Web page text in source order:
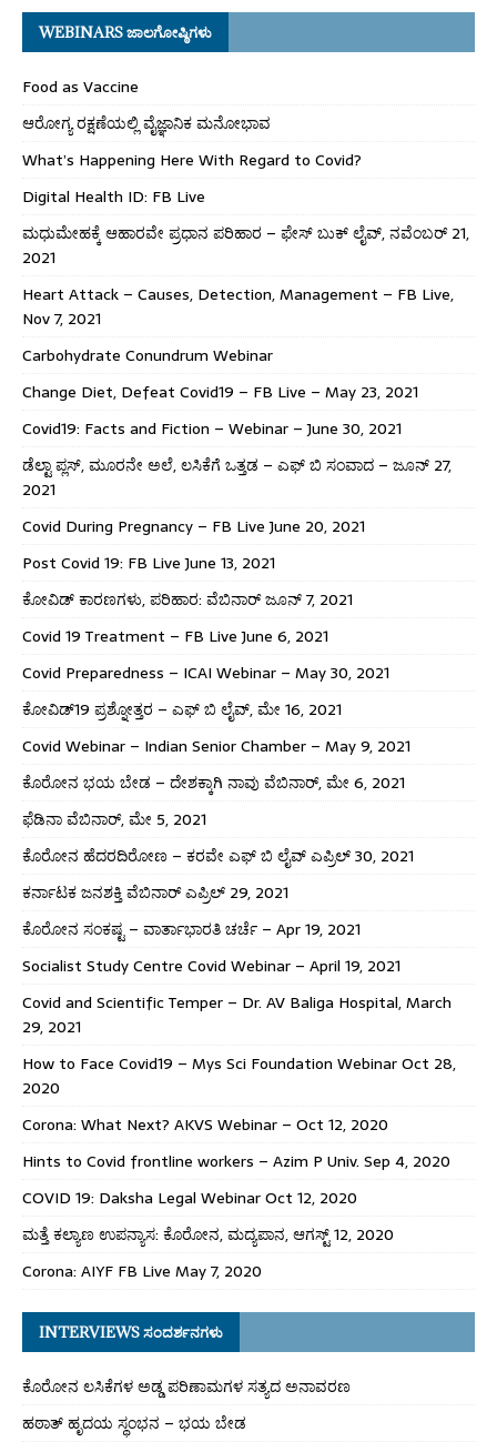
WEBINARS ಜಾಲಗೋಷ್ಠಿಗಳು
Food as Vaccine
ಆರೋಗ್ಯ ರಕ್ಷಣೆಯಲ್ಲಿ ವೈಜ್ಞಾನಿಕ ಮನೋಭಾವ
What’s Happening Here With Regard to Covid?
Digital Health ID: FB Live
ಮಧುಮೇಹಕ್ಕೆ ಆಹಾರವೇ ಪ್ರಧಾನ ಪರಿಹಾರ – ಫೇಸ್ ಬುಕ್ ಲೈವ್, ನವೆಂಬರ್ 21,
2021
Heart Attack – Causes, Detection, Management – FB Live,
Nov 7, 2021
Carbohydrate Conundrum Webinar
Change Diet, Defeat Covid19 – FB Live – May 23, 2021
Covid19: Facts and Fiction – Webinar – June 30, 2021
ಡೆಲ್ಟಾ ಪ್ಲಸ್, ಮೂರನೇ ಅಲೆ, ಲಸಿಕೆಗೆ ಒತ್ತಡ – ಎಫ್ ಬಿ ಸಂವಾದ – ಜೂನ್ 27,
2021
Covid During Pregnancy – FB Live June 20, 2021
Post Covid 19: FB Live June 13, 2021
ಕೋವಿಡ್ ಕಾರಣಗಳು, ಪರಿಹಾರ: ವೆಬಿನಾರ್ ಜೂನ್ 7, 2021
Covid 19 Treatment – FB Live June 6, 2021
Covid Preparedness – ICAI Webinar – May 30, 2021
ಕೋವಿಡ್19 ಪ್ರಶ್ನೋತ್ತರ – ಎಫ್ ಬಿ ಲೈವ್, ಮೇ 16, 2021
Covid Webinar – Indian Senior Chamber – May 9, 2021
ಕೊರೋನ ಭಯ ಬೇಡ – ದೇಶಕ್ಕಾಗಿ ನಾವು ವೆಬಿನಾರ್, ಮೇ 6, 2021
ಫೆಡಿನಾ ವೆಬಿನಾರ್, ಮೇ 5, 2021
ಕೊರೋನ ಹೆದರದಿರೋಣ – ಕರವೇ ಎಫ್ ಬಿ ಲೈವ್ ಎಪ್ರಿಲ್ 30, 2021
ಕರ್ನಾಟಕ ಜನಶಕ್ತಿ ವೆಬಿನಾರ್ ಎಪ್ರಿಲ್ 29, 2021
ಕೊರೋನ ಸಂಕಷ್ಟ – ವಾರ್ತಾಭಾರತಿ ಚರ್ಚೆ – Apr 19, 2021
Socialist Study Centre Covid Webinar – April 19, 2021
Covid and Scientific Temper – Dr. AV Baliga Hospital, March
29, 2021
How to Face Covid19 – Mys Sci Foundation Webinar Oct 28,
2020
Corona: What Next? AKVS Webinar – Oct 12, 2020
Hints to Covid frontline workers – Azim P Univ. Sep 4, 2020
COVID 19: Daksha Legal Webinar Oct 12, 2020
ಮತ್ತೆ ಕಲ್ಯಾಣ ಉಪನ್ಯಾಸ: ಕೊರೋನ, ಮದ್ಯಪಾನ, ಆಗಸ್ಟ್ 12, 2020
Corona: AIYF FB Live May 7, 2020
INTERVIEWS ಸಂದರ್ಶನಗಳು
ಕೊರೋನ ಲಸಿಕೆಗಳ ಅಡ್ಡ ಪರಿಣಾಮಗಳ ಸತ್ಯದ ಅನಾವರಣ
ಹಠಾತ್ ಹೃದಯ ಸ್ಥಂಭನ – ಭಯ ಬೇಡ